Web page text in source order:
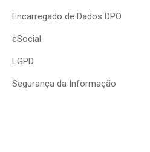
Encarregado de Dados DPO
eSocial
LGPD
Segurança da Informação